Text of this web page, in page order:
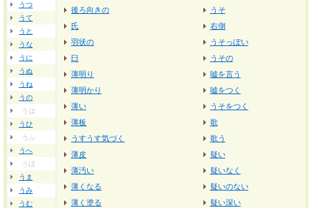
うつ
うて
うと
うな
うに
うぬ
うね
うの
うは
うひ
うふ
うへ
うほ
うま
うみ
うむ
後ろ向きの
氏
羽状の
臼
薄明り
薄明かり
薄い
薄板
うすうす気づく
薄皮
薄汚い
薄くなる
薄く塗る
うそ
右側
うそっぽい
うその
嘘を言う
嘘をつく
うそをつく
歌
歌う
疑い
疑いなく
疑いのない
疑い深い